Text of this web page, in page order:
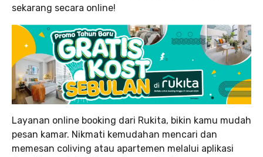
sekarang secara online!
Layanan online booking dari Rukita, bikin kamu mudah
pesan kamar. Nikmati kemudahan mencari dan
memesan coliving atau apartemen melalui aplikasi